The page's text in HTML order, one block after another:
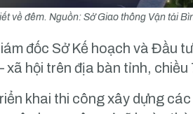
về đêm. Nguồn: Sở Giao thông Vận tải
đốc Sở Kế hoạch và Đầu
xã hội trên địa bàn tỉnh, chiều
khai thi công xây dựng